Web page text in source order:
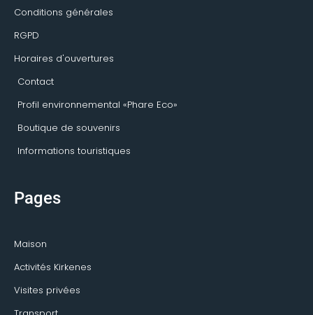
Conditions générales
RGPD
Horaires d'ouvertures
Contact
Profil environnemental «Phare Eco»
Boutique de souvenirs
Informations touristiques
Pages
Maison
Activités Kirkenes
Visites privées